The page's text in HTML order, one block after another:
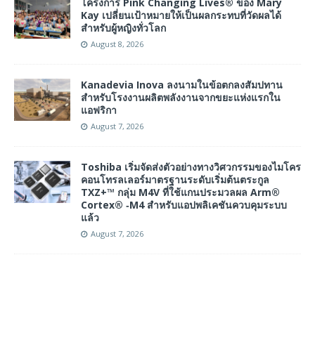
Kay เปลี่ยนเป้าหมายให้เป็นผลกระทบที่วัดผลได้
สำหรับผู้หญิงทั่วโลก
August 8, 2026
Kanadevia Inova ลงนามในข้อตกลงสัมปทาน
สำหรับโรงงานผลิตพลังงานจากขยะแห่งแรกใน
แอฟริกา
August 7, 2026
Toshiba เริ่มจัดส่งตัวอย่างทางวิศวกรรมของไมโคร
คอนโทรลเลอร์มาตรฐานระดับเริ่มต้นตระกูล
TXZ+™ กลุ่ม M4V ที่ใช้แกนประมวลผล Arm®
Cortex® ‑M4 สำหรับแอปพลิเคชันควบคุมระบบ
แล้ว
August 7, 2026